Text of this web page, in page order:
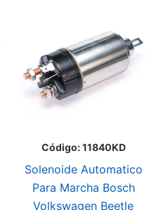
Código: 11840KD
Solenoide Automatico
Para Marcha Bosch
Volkswagen Beetle